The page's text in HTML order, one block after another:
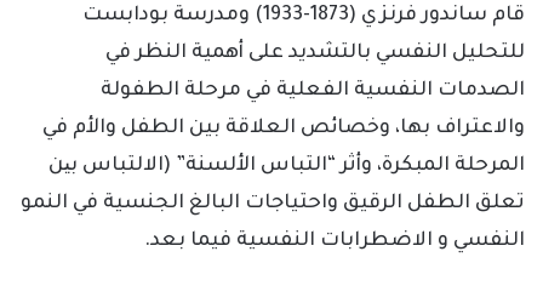
قام ساندور فرنزي (1873-1933) ومدرسة بودابست
للتحليل النفسي بالتشديد على أهمية النظر في
الصدمات النفسية الفعلية في مرحلة الطفولة
والاعتراف بها، وخصائص العلاقة بين الطفل والأم في
المرحلة المبكرة، وأثر “التباس الألسنة” (الالتباس بین
تعلق الطفل الرقيق واحتياجات البالغ الجنسية في النمو
النفسي و الاضطرابات النفسية فيما بعد.